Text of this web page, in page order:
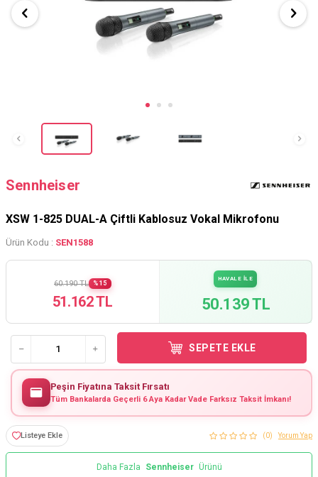
Sennheiser
XSW 1-825 DUAL-A Çiftli Kablosuz Vokal Mikrofonu
Ürün Kodu : SEN1588
60.190 TL %15
51.162 TL
HAVALE İLE
50.139 TL
SEPETE EKLE
Peşin Fiyatına Taksit Fırsatı
Tüm Bankalarda Geçerli 6 Aya Kadar Vade Farksız Taksit İmkanı!
Listeye Ekle (0) Yorum Yap
Daha Fazla Sennheiser Ürünü